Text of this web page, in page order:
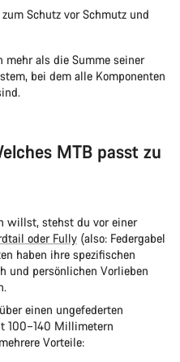
Schutz vor Schmutz und
als die Summe seiner
bei dem alle Komponenten
MTB passt zu
willst, stehst du vor einer
oder Fully (also: Federgabel
haben ihre spezifischen
und persönlichen Vorlieben
einen ungefederten
100–140 Millimetern
Vorteile: